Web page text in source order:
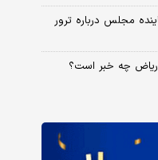
مجلس درباره ترور
ریاض چه خبر است؟